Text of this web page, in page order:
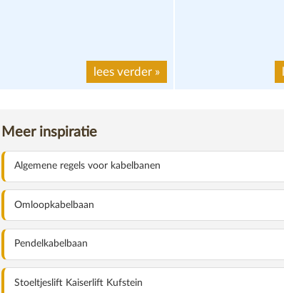
lees verder »
OMLOOPKABELBAAN
Meer inspiratie
Algemene regels voor kabelbanen
Omloopkabelbaan
Pendelkabelbaan
Stoeltjeslift Kaiserlift Kufstein